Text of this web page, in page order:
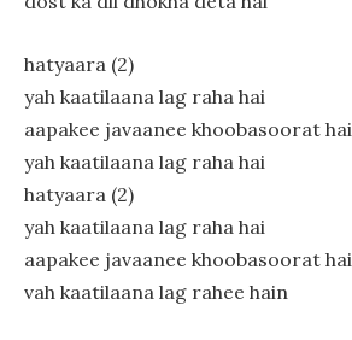
hatyaara (2)
yah kaatilaana lag raha hai
aapakee javaanee khoobasoorat hai
yah kaatilaana lag raha hai
hatyaara (2)
yah kaatilaana lag raha hai
aapakee javaanee khoobasoorat hai
vah kaatilaana lag rahee hain